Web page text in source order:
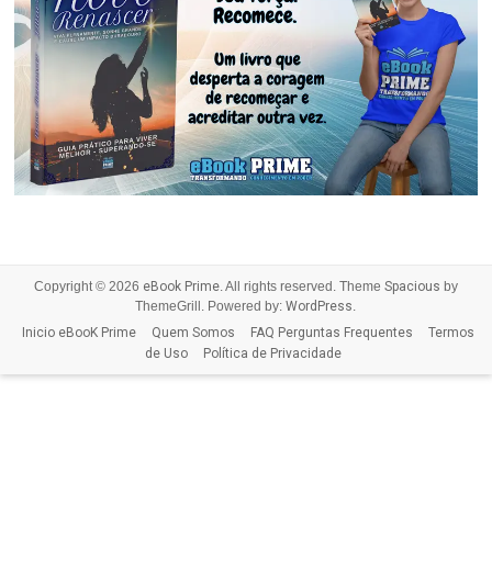
Copyright © 2026 eBook Prime. All rights reserved. Theme Spacious by
ThemeGrill. Powered by:WordPress.
Inicio eBooK Prime
Quem Somos FAQ Perguntas Frequentes
Termos
de Uso
Política de Privacidade